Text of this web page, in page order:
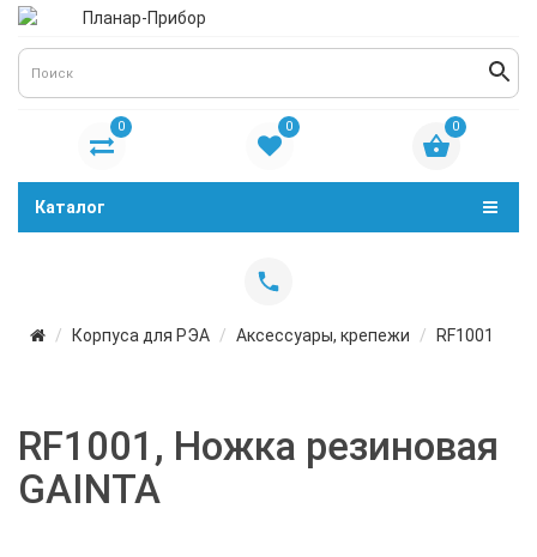
0 0 0
Каталог
Корпуса для РЭА Аксессуары, крепежи RF1001
RF1001, Ножка резиновая
GAINTA